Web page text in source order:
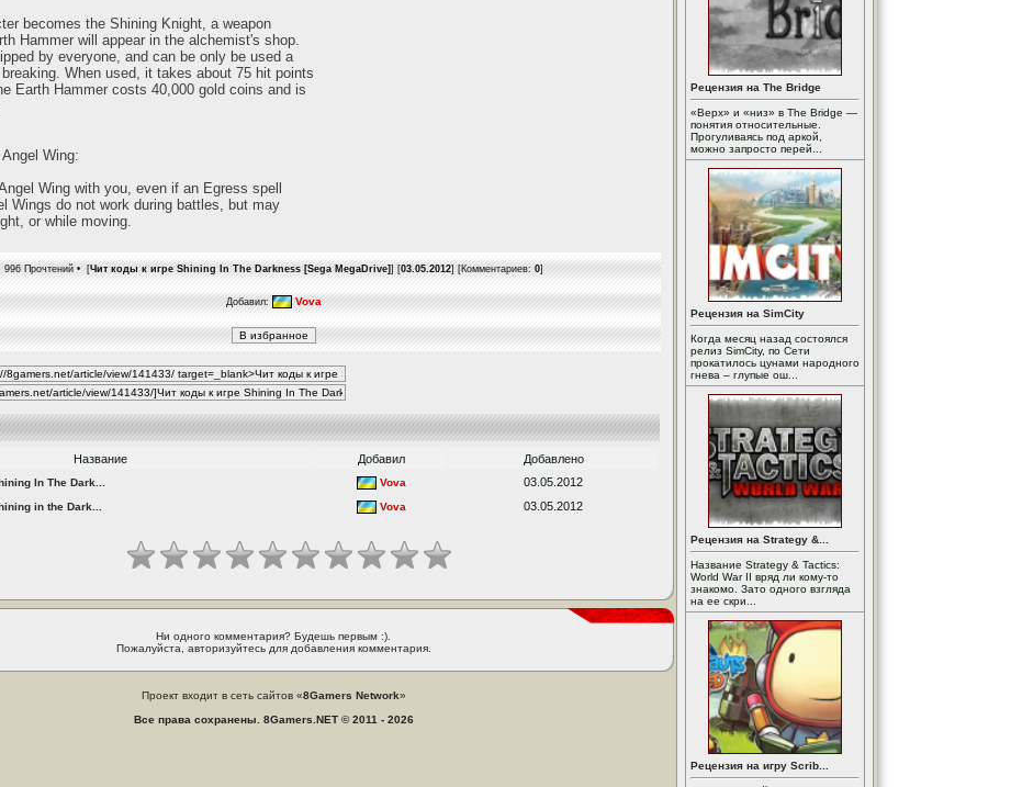
becomes the Shining Knight, a weapon
Hammer will appear in the alchemist's shop.
by everyone, and can be only be used a
When used, it takes about 75 hit points
Earth Hammer costs 40,000 gold coins and is
Wing:
Wing with you, even if an Egress spell
Wings do not work during battles, but may
or while moving.
996 Прочтений • [Чит коды к игре Shining In The Darkness [Sega MegaDrive]] [03.05.2012] [Комментариев: 0]
Добавил: Vova
Название Добавил
Добавлено
In The Dark... Vova
03.05.2012
in the Dark... Vova 03.05.2012
Ни одного комментария? Будешь первым :).
Пожалуйста, авторизуйтесь для добавления комментария.
Проект входит в сеть сайтов «8Gamers Network»
Все права сохранены. 8Gamers.NET © 2011 - 2026
Рецензия на The Bridge
«Верх» и «низ» в The Bridge —
понятия относительные.
Прогуливаясь под аркой,
можно запросто перей...
Рецензия на SimCity
Когда месяц назад состоялся
релиз SimCity, по Сети
прокатилось цунами народного
гнева – глупые ош...
Рецензия на Strategy &...
Название Strategy & Tactics:
World War II вряд ли кому-то
знакомо. Зато одного взгляда
на ее скри...
Рецензия на игру Scrib...